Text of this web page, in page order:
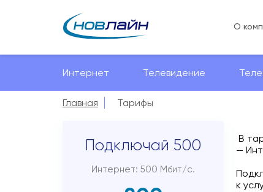
О
Интернет Телевидение
Главная Тарифы
Подключай 500
Интернет: 500 Мбит/с.
В
—
к